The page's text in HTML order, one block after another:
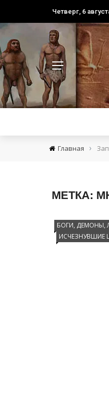
Четверг, 6
Главная ›
МЕТКА:
БОГИ, ДЕМОНЫ,
ИСЧЕЗНУВШИЕ